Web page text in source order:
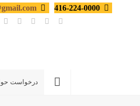
416-224-0000
درخواست